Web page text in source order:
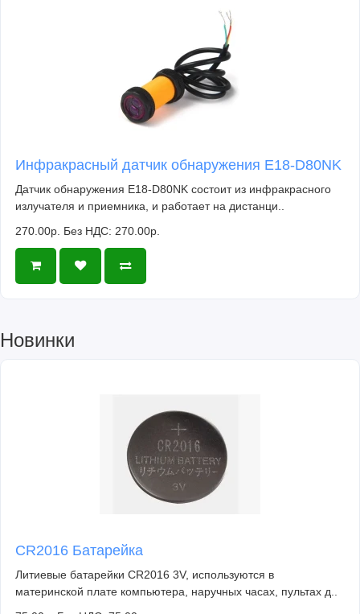
Инфракрасный датчик обнаружения E18-D80NK
Датчик обнаружения E18-D80NK состоит из инфракрасного
излучателя и приемника, и работает на дистанци..
270.00р. Без НДС: 270.00р.
Новинки
CR2016 Батарейка
Литиевые батарейки CR2016 3V, используются в
материнской плате компьютера, наручных часах, пультах д..